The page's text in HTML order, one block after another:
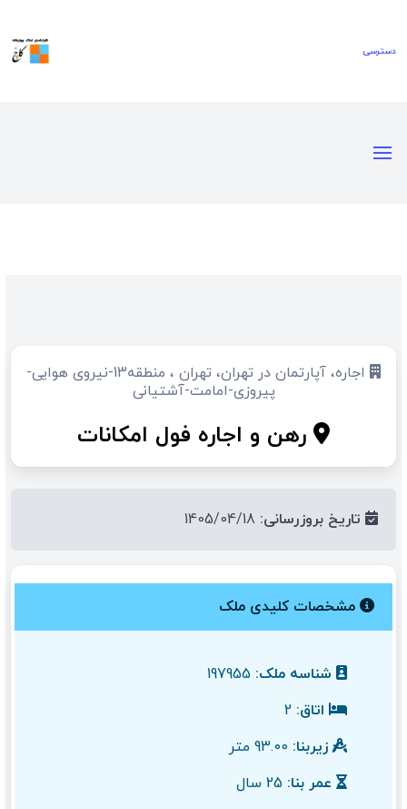
دسترسی‌
اجاره، آپارتمان در تهران، تهران ، منطقه13-نیروی هوایی-
پیروزی-امامت-آشتیانی
رهن و اجاره فول امکانات
تاریخ بروزرسانی:
مشخصات کلیدی ملک
شناسه ملک:
اتاق:
زیربنا:
عمر بنا: